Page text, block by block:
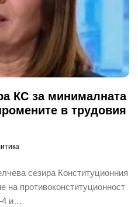
КС за минималната
в трудовия
сезира Конституционния
на противоконституционност
и…